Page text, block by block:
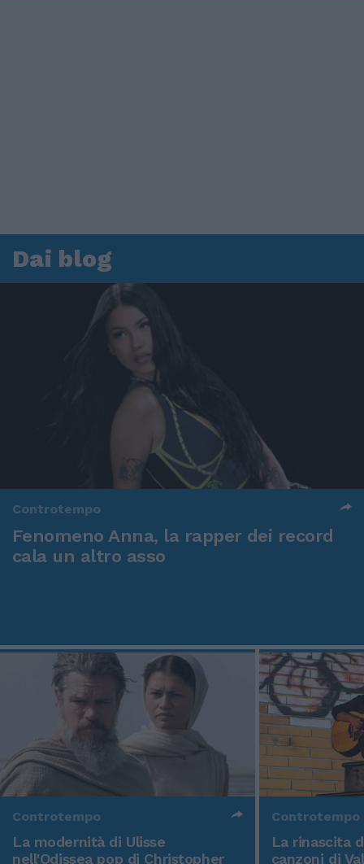
Dai blog
Controtempo
Fenomeno Anna, la rapper dei record
cala un altro asso
Controtempo
La modernità di Ulisse
nell'Odissea pop di Christopher
Controtempo
La rinascita
canzoni di